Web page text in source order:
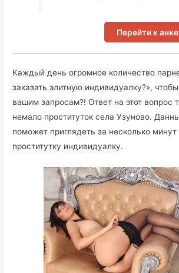
Перейти к
Каждый день огромное количество
заказать элитную индивидуалку?»,
вашим запросам?! Ответ на этот вопрос
немало проституток села Узуново.
поможет приглядеть за несколько
проститутку индивидуалку.